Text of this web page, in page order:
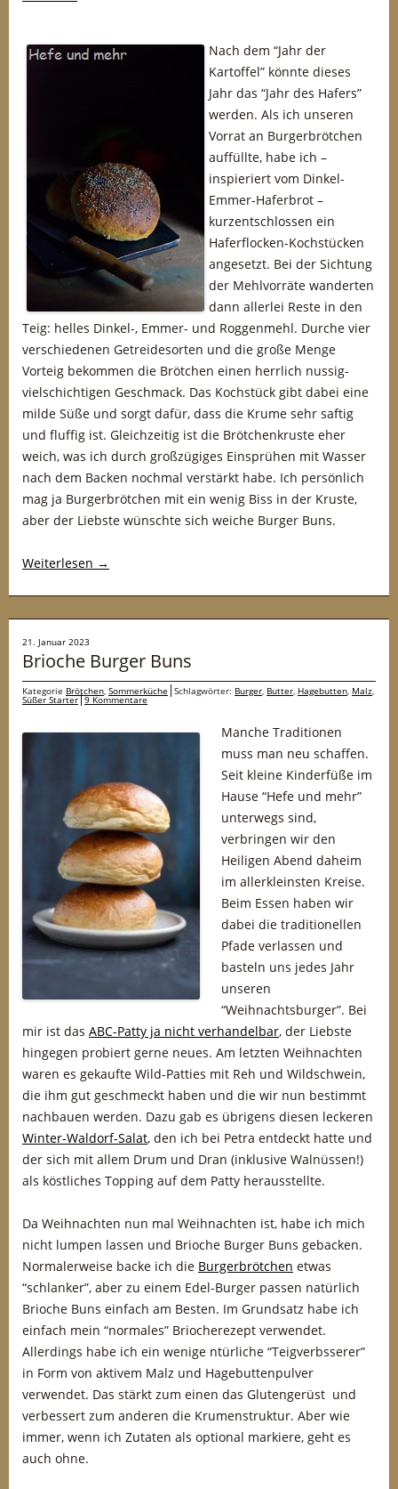
Nach dem “Jahr der
Kartoffel” könnte dieses
Jahr das “Jahr des Hafers”
werden. Als ich unseren
Vorrat an Burgerbrötchen
auffüllte, habe ich –
inspieriert vom Dinkel-
Emmer-Haferbrot –
kurzentschlossen ein
Haferflocken-Kochstücken
angesetzt. Bei der Sichtung
der Mehlvorräte wanderten
dann allerlei Reste in den
Teig: helles Dinkel-, Emmer- und Roggenmehl. Durche vier
verschiedenen Getreidesorten und die große Menge
Vorteig bekommen die Brötchen einen herrlich nussig-
vielschichtigen Geschmack. Das Kochstück gibt dabei eine
milde Süße und sorgt dafür, dass die Krume sehr saftig
und fluffig ist. Gleichzeitig ist die Brötchenkruste eher
weich, was ich durch großzügiges Einsprühen mit Wasser
nach dem Backen nochmal verstärkt habe. Ich persönlich
mag ja Burgerbrötchen mit ein wenig Biss in der Kruste,
aber der Liebste wünschte sich weiche Burger Buns.
Weiterlesen →
21. Januar 2023
Brioche Burger Buns
Kategorie Brötchen, Sommerküche Schlagwörter: Burger, Butter, Hagebutten, Malz,
Süßer Starter 9 Kommentare
Manche Traditionen
muss man neu schaffen.
Seit kleine Kinderfüße im
Hause “Hefe und mehr”
unterwegs sind,
verbringen wir den
Heiligen Abend daheim
im allerkleinsten Kreise.
Beim Essen haben wir
dabei die traditionellen
Pfade verlassen und
basteln uns jedes Jahr
unseren
“Weihnachtsburger”. Bei
mir ist das ABC-Patty ja nicht verhandelbar, der Liebste
hingegen probiert gerne neues. Am letzten Weihnachten
waren es gekaufte Wild-Patties mit Reh und Wildschwein,
die ihm gut geschmeckt haben und die wir nun bestimmt
nachbauen werden. Dazu gab es übrigens diesen leckeren
Winter-Waldorf-Salat, den ich bei Petra entdeckt hatte und
der sich mit allem Drum und Dran (inklusive Walnüssen!)
als köstliches Topping auf dem Patty herausstellte.
Da Weihnachten nun mal Weihnachten ist, habe ich mich
nicht lumpen lassen und Brioche Burger Buns gebacken.
Normalerweise backe ich die Burgerbrötchen etwas
“schlanker”, aber zu einem Edel-Burger passen natürlich
Brioche Buns einfach am Besten. Im Grundsatz habe ich
einfach mein “normales” Briocherezept verwendet.
Allerdings habe ich ein wenige ntürliche “Teigverbsserer”
in Form von aktivem Malz und Hagebuttenpulver
verwendet. Das stärkt zum einen das Glutengerüst und
verbessert zum anderen die Krumenstruktur. Aber wie
immer, wenn ich Zutaten als optional markiere, geht es
auch ohne.